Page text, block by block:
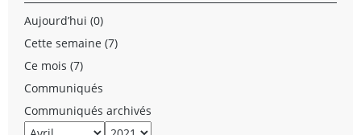
Aujourd’hui (0)
Cette semaine (7)
Ce mois (7)
Communiqués
Communiqués archivés